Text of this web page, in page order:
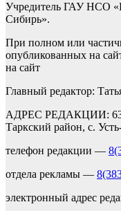
Учредитель ГАУ НСО
Сибирь».
При полном или
опубликованных на
на сайт
Главный редактор:
АДРЕС РЕДАКЦИИ:
Таркский район, с.
телефон редакции —
отдела рекламы —
электронный адрес